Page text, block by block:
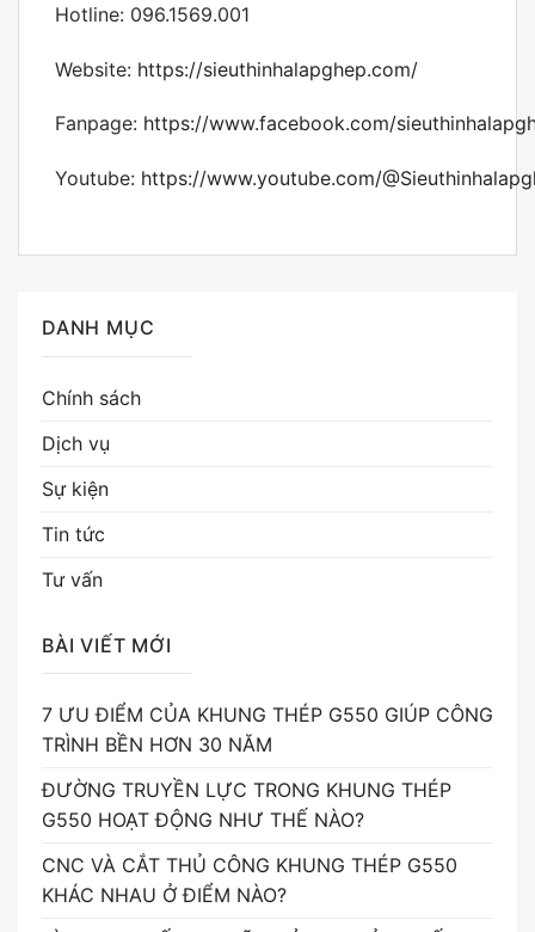
Hotline: 096.1569.001
Website: https://sieuthinhalapghep.com/
Fanpage: https://www.facebook.com/
Youtube: https://www.youtube.com/
DANH MỤC
Chính sách
Dịch vụ
Sự kiện
Tin tức
Tư vấn
BÀI VIẾT MỚI
7 ƯU ĐIỂM CỦA KHUNG THÉP G550 GIÚP CÔNG
TRÌNH BỀN HƠN 30 NĂM
ĐƯỜNG TRUYỀN LỰC TRONG KHUNG THÉP
G550 HOẠT ĐỘNG NHƯ THẾ NÀO?
CNC VÀ CẮT THỦ CÔNG KHUNG THÉP G550
KHÁC NHAU Ở ĐIỂM NÀO?